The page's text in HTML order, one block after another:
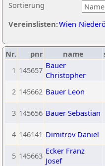
Sortierung
Vereinslisten:Wien
Nr. pnr name
1 145657 Bauer
Christopher
2 145662 Bauer Leon
3 145656 Bauer Sebastian
4 146141 Dimitrov Daniel
5 145663 Ecker Franz
Josef